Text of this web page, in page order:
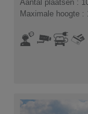
Aantal plaatsen :
Maximale hoogte :